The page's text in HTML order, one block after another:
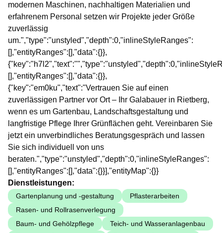
modernen Maschinen, nachhaltigen Materialien und
erfahrenem Personal setzen wir Projekte jeder Größe
zuverlässig
um.","type":"unstyled","depth":0,"inlineStyleRanges":
[],"entityRanges":[],"data":{}},
[],"entityRanges":[],"data":{}},
{"key":"em0ku","text":"Vertrauen Sie auf einen
zuverlässigen Partner vor Ort – Ihr Galabauer in Rietberg,
wenn es um Gartenbau, Landschaftsgestaltung und
langfristige Pflege Ihrer Grünflächen geht. Vereinbaren Sie
jetzt ein unverbindliches Beratungsgespräch und lassen
Sie sich individuell von uns
beraten.","type":"unstyled","depth":0,"inlineStyleRanges":
[],"entityRanges":[],"data":{}}],"entityMap":{}}
Dienstleistungen:
Gartenplanung und -gestaltung
Pflasterarbeiten
Rasen- und Rollrasenverlegung
Baum- und Gehölzpflege
Teich- und Wasseranlagenbau